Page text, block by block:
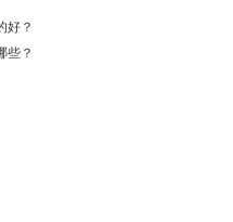
好？
些？